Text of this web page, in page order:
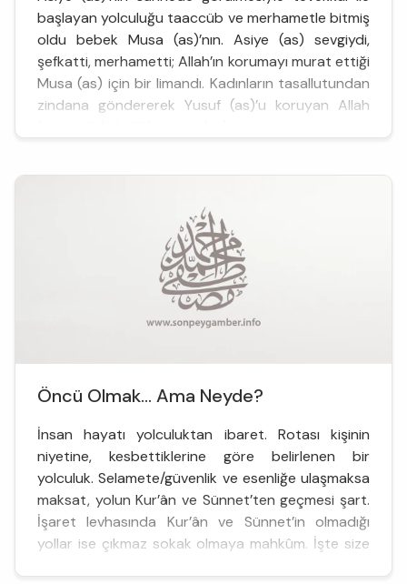
başlayan yolculuğu taaccüb ve merhametle bitmiş
oldu bebek Musa (as)’nın. Asiye (as) sevgiydi,
şefkatti, merhametti; Allah’ın korumayı murat ettiği
Musa (as) için bir limandı. Kadınların tasallutundan
zindana göndererek Yusuf (as)’u koruyan Allah
elkay...
Öncü Olmak... Ama Neyde?
İnsan hayatı yolculuktan ibaret. Rotası kişinin
niyetine, kesbettiklerine göre belirlenen bir
yolculuk. Selamete/güvenlik ve esenliğe ulaşmaksa
maksat, yolun Kur’ân ve Sünnet’ten geçmesi şart.
İşaret levhasında Kur’ân ve Sünnet’in olmadığı
yollar ise çıkmaz sokak olmaya mahkûm. İşte size